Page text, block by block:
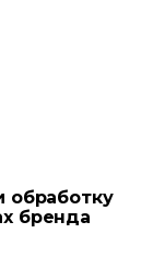
обработку
бренда